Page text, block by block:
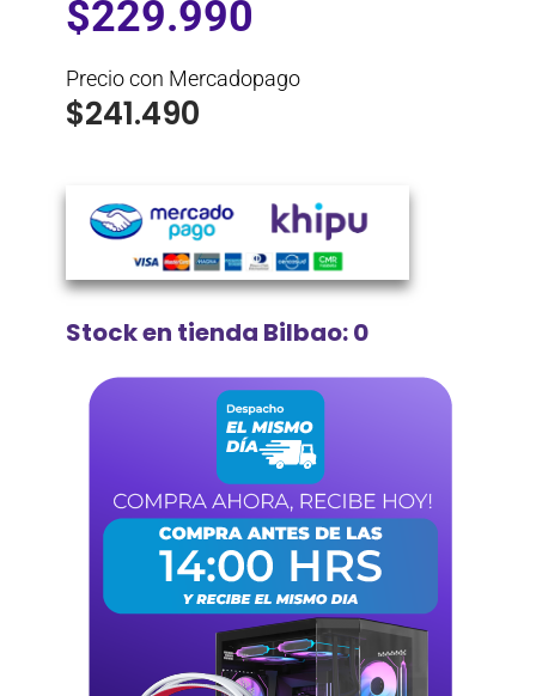
$229.990
Precio con Mercadopago
$241.490
Stock en tienda Bilbao: 0